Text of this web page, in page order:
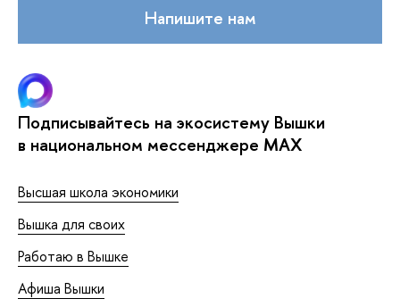
Напишите нам
Подписывайтесь на экосистему Вышки
в национальном мессенджере MAX
Высшая школа экономики
Вышка для своих
Работаю в Вышке
Афиша Вышки